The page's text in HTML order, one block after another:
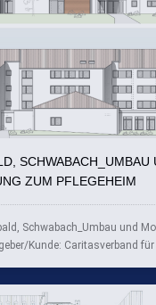
SCHWABACH_UMBAU
ZUM PFLEGEHEIM
Schwabach_Umbau und
Kunde: Caritasverband für